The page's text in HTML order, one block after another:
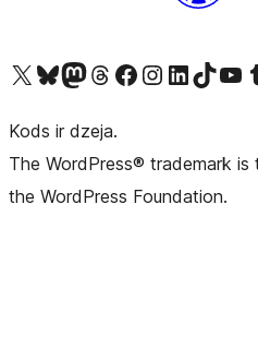
Apmeklējiet mūsu X (agrāk Twitter) kontu
Apmeklējiet mūsu Bluesky kontu
Apmeklējiet mūsu Mastodon kontu
Apmeklējiet mūsu Threads kontu
Apmeklējiet mūsu Facebook lapuApmeklējiet mūsu Instagram kontu
Apmeklējiet mūsu LinkedIn kontu
Apmeklējiet mūsu TikTok kontu
Apmeklējiet mūsu
Kods ir dzeja.
The WordPress® trademark
the WordPress Foundation.